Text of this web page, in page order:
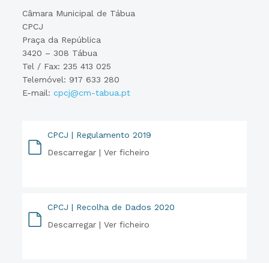
Câmara Municipal de Tábua
CPCJ
Praça da República
3420 – 308 Tábua
Tel / Fax: 235 413 025
Telemóvel: 917 633 280
E-mail:cpcj@cm-tabua.pt
CPCJ | Regulamento 2019
Descarregar |Ver ficheiro
CPCJ | Recolha de Dados 2020
Descarregar |Ver ficheiro